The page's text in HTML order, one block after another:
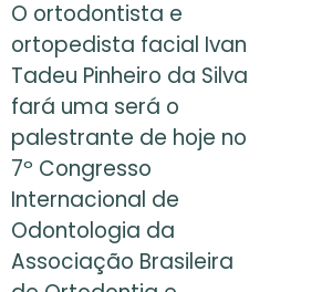
O ortodontista e
ortopedista facial Ivan
Tadeu Pinheiro da Silva
fará uma será o
palestrante de hoje no
7º Congresso
Internacional de
Odontologia da
Associação Brasileira